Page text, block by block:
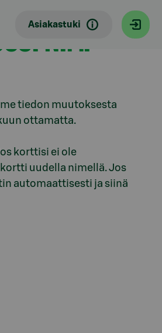
Asiakastuki
NIMI
tiedon muutoksesta
ottamatta.
korttisi ei ole
uudella nimellä. Jos
automaattisesti ja siinä